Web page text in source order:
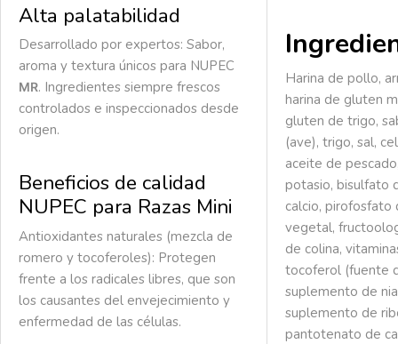
Alta palatabilidad
Desarrollado por expertos: Sabor,
aroma y textura únicos para NUPEC
MR. Ingredientes siempre frescos
controlados e inspeccionados desde
origen.
Beneficios de calidad
NUPEC para Razas Mini
Antioxidantes naturales (mezcla de
romero y tocoferoles): Protegen
frente a los radicales libres, que son
los causantes del envejecimiento y
enfermedad de las células.
Harina de pollo,
harina de gluten
gluten de trigo,
(ave), trigo, sal,
aceite de
potasio, bisulfato
calcio, pirofosfato
vegetal,
de colina,
tocoferol (fuente
suplemento de
suplemento de
pantotenato de